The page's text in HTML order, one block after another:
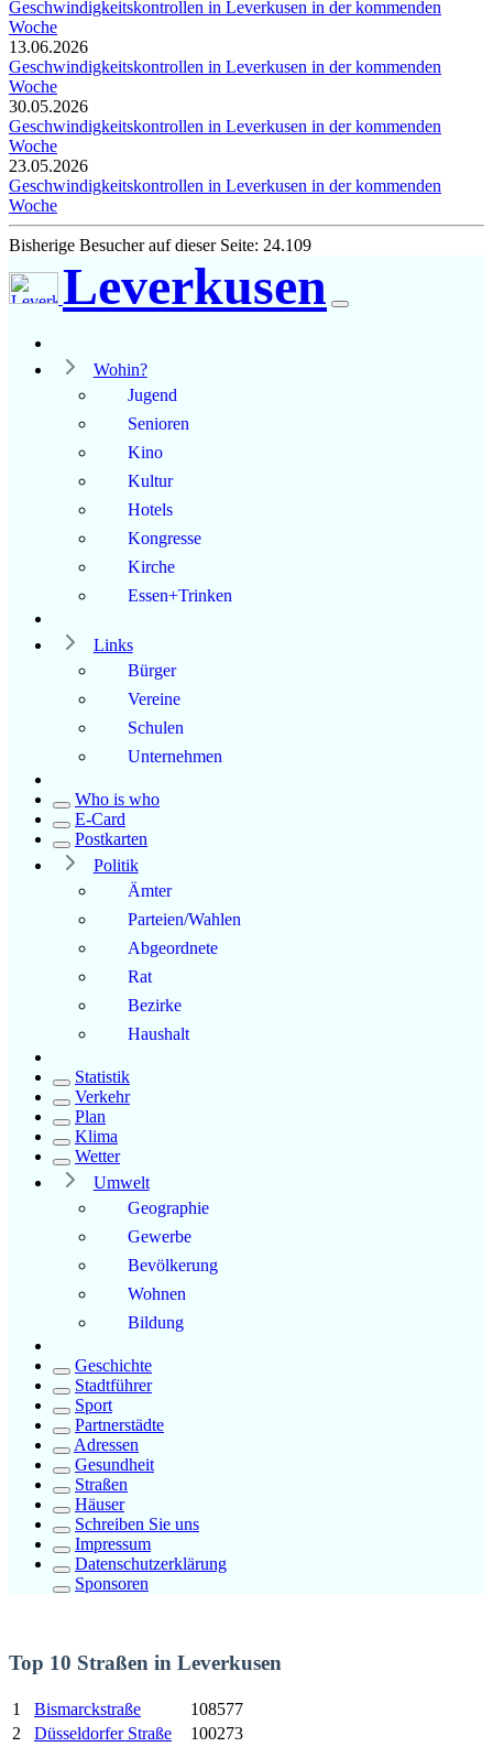
Geschwindigkeitskontrollen in Leverkusen in der kommenden
Woche
13.06.2026
Geschwindigkeitskontrollen in Leverkusen in der kommenden
Woche
30.05.2026
Geschwindigkeitskontrollen in Leverkusen in der kommenden
Woche
23.05.2026
Geschwindigkeitskontrollen in Leverkusen in der kommenden
Woche
Bisherige Besucher auf dieser Seite: 24.109
Leverkusen
Wohin?
Jugend
Senioren
Kino
Kultur
Hotels
Kongresse
Kirche
Essen+Trinken
Links
Bürger
Vereine
Schulen
Unternehmen
Who is who
E-Card
Postkarten
Politik
Ämter
Parteien/Wahlen
Abgeordnete
Rat
Bezirke
Haushalt
Statistik
Verkehr
Plan
Klima
Wetter
Umwelt
Geographie
Gewerbe
Bevölkerung
Wohnen
Bildung
Geschichte
Stadtführer
Sport
Partnerstädte
Adressen
Gesundheit
Straßen
Häuser
Schreiben Sie uns
Impressum
Datenschutzerklärung
Sponsoren
Top 10 Straßen in Leverkusen
1 Bismarckstraße
108577
2
Düsseldorfer Straße
100273